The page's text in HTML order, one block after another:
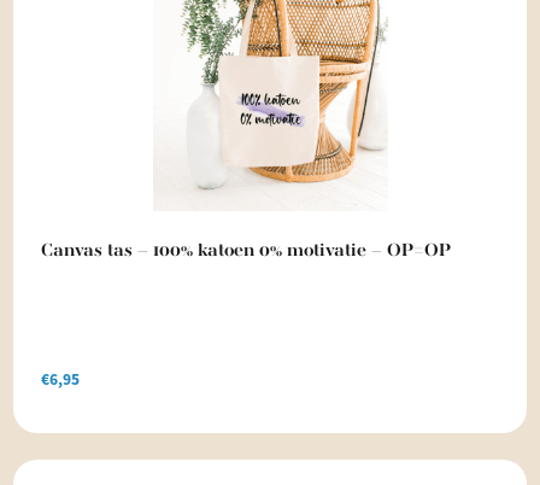
Canvas tas – 100% katoen 0% motivatie – OP=OP
€6,95